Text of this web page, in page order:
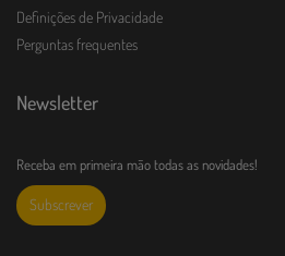
Definições de Privacidade
Perguntas frequentes
Newsletter
Receba em primeira mão todas as novidades!
Subscrever